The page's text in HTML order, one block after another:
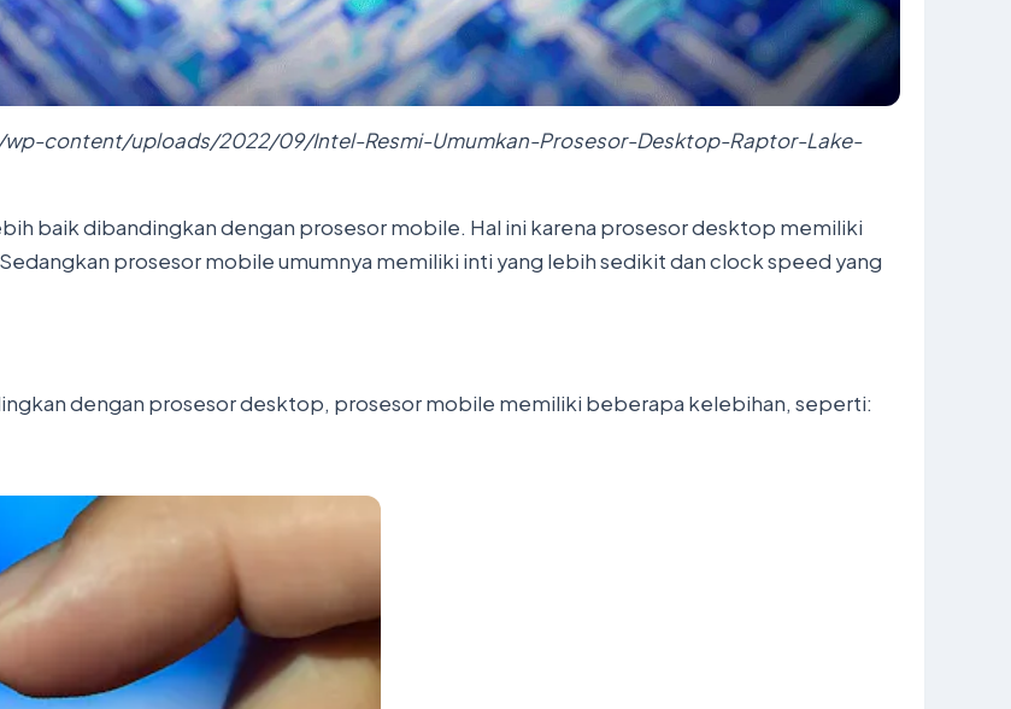
content/uploads/2022/09/Intel-Resmi-Umumkan-Prosesor-Desktop-Raptor-Lake-
baik dibandingkan dengan prosesor mobile. Hal ini karena prosesor desktop memiliki
prosesor mobile umumnya memiliki inti yang lebih sedikit dan clock speed yang
dengan prosesor desktop, prosesor mobile memiliki beberapa kelebihan, seperti: